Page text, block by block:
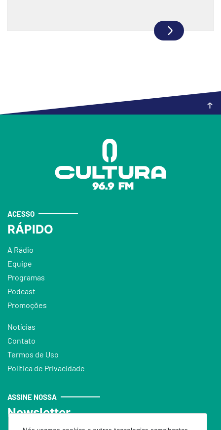
ACESSO
RÁPIDO
A Rádio
Equipe
Programas
Podcast
Promoções
Notícias
Contato
Termos de Uso
Política de Privacidade
ASSINE NOSSA
Newsletter